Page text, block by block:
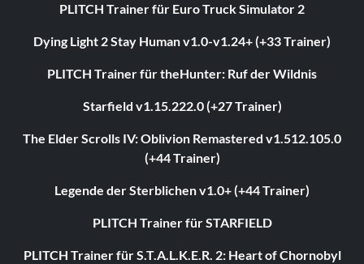
PLITCH Trainer für Euro Truck Simulator 2
Dying Light 2 Stay Human v1.0-v1.24+ (+33 Trainer)
PLITCH Trainer für theHunter: Ruf der Wildnis
Starfield v1.15.222.0 (+27 Trainer)
The Elder Scrolls IV: Oblivion Remastered v1.512.105.0
(+44 Trainer)
Legende der Sterblichen v1.0+ (+44 Trainer)
PLITCH Trainer für STARFIELD
PLITCH Trainer für S.T.A.L.K.E.R. 2: Heart of Chornobyl